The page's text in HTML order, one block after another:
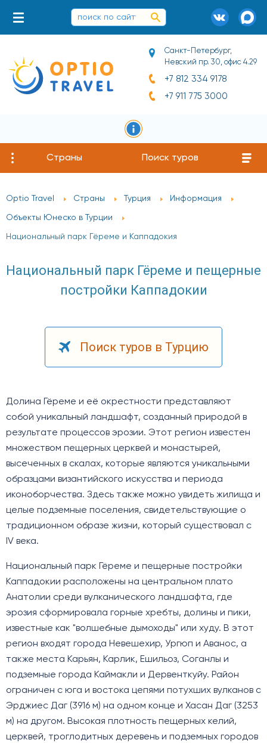
Санкт-Петербург,
Невский пр. 30, офис 4.29
+7 812 334 9178
+7 911 775 3000
Страны Поиск туров
Optio Travel Страны Турция Информация
Объекты Юнеско в Турции
Национальный парк Гёреме и Каппадокия
Национальный парк Гёреме и пещерные
постройки Каппадокии
Поиск туров в Турцию
Долина Гёреме и её окрестности представляют
собой уникальный ландшафт, созданный природой в
результате процессов эрозии. Этот регион известен
множеством пещерных церквей и монастырей,
высеченных в скалах, которые являются уникальными
образцами византийского искусства и периода
иконоборчества. Здесь также можно увидеть жилища и
целые подземные поселения, свидетельствующие о
традиционном образе жизни, который существовал с
IV века.
Национальный парк Гёреме и пещерные постройки
Каппадокии расположены на центральном плато
Анатолии среди вулканического ландшафта, где
эрозия сформировала горные хребты, долины и пики,
известные как "волшебные дымоходы" или худу. В этот
регион входят города Невешехир, Ургюп и Аванос, а
также места Карьян, Карлик, Ешильоз, Соганлы и
подземные города Каймакли и Дервенткуйу. Район
ограничен с юга и востока цепями потухших вулканов с
Эрджиес Даг (3916 м) на одном конце и Хасан Даг (3253
м) на другом. Высокая плотность пещерных келий,
церквей, троглодитных деревень и подземных городов